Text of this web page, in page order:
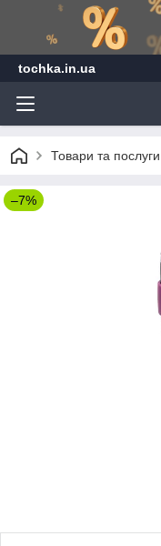
tochka.in.ua
Товари та послуги
–7%